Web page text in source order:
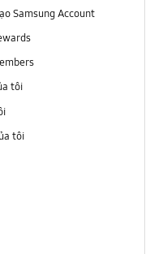
Samsung Account
tôi
tôi